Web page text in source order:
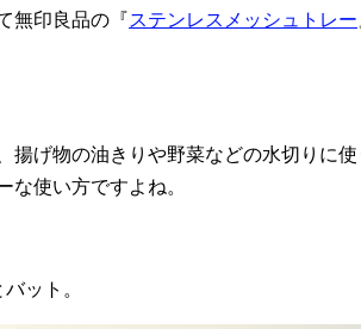
無印良品の『ステンレスメッシュトレー
揚げ物の油きりや野菜などの水切りに使
な使い方ですよね。
ット。